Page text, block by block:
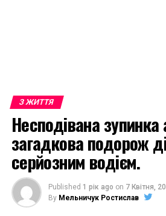
З ЖИТТЯ
Несподівана зупинка
загадкова подорож
серйозним водієм.
Published 1 рік ago on 7 Квітня,
By Мельничук Ростислав